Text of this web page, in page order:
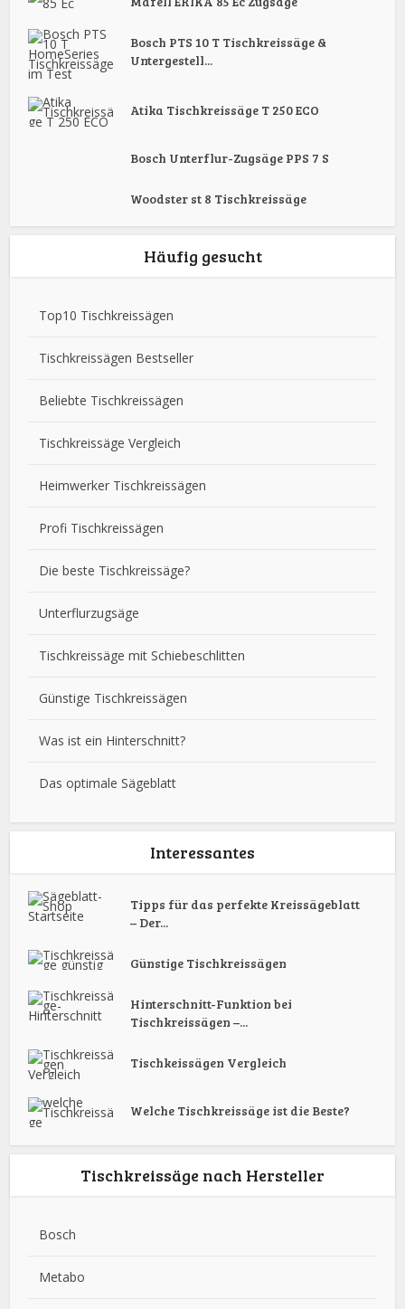
Bosch PTS 10 T Tischkreissäge &
Untergestell...
Atika Tischkreissäge T 250 ECO
Bosch Unterflur-Zugsäge PPS 7 S
Woodster st 8 Tischkreissäge
Häufig gesucht
Top10 Tischkreissägen
Tischkreissägen Bestseller
Beliebte Tischkreissägen
Tischkreissäge Vergleich
Heimwerker Tischkreissägen
Profi Tischkreissägen
Die beste Tischkreissäge?
Unterflurzugsäge
Tischkreissäge mit Schiebeschlitten
Günstige Tischkreissägen
Was ist ein Hinterschnitt?
Das optimale Sägeblatt
Interessantes
Tipps für das perfekte Kreissägeblatt
– Der...
Günstige Tischkreissägen
Hinterschnitt-Funktion bei
Tischkreissägen –...
Tischkeissägen Vergleich
Welche Tischkreissäge ist die Beste?
Tischkreissäge nach Hersteller
Bosch
Metabo